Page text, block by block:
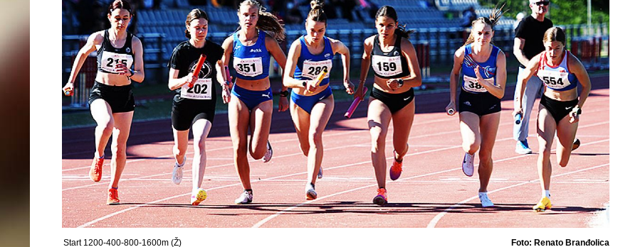
Foto: Renato Branđolica
Start 1200-400-800-1600m (Ž)